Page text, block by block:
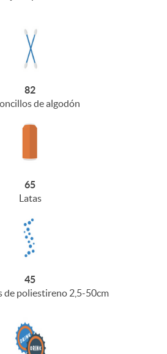
82
de algodón
65
Latas
45
de poliestireno 2,5-50cm